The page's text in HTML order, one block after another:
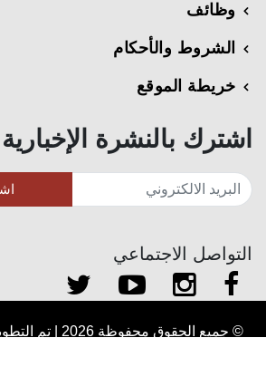
وظائف
الشروط والأحكام
خريطة الموقع
اشترك بالنشرة الإخبارية
التواصل الاجتماعي
© جميع الحقوق محفوظة 2026 | تم